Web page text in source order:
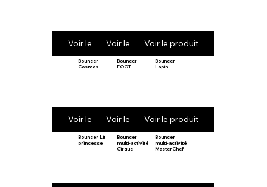
Voir le produitVoir le produitVoir le produit
Bouncer
Cosmos
Voir le produit
Bouncer
FOOT
Voir le produit
Bouncer
Lapin
Voir le produit
Bouncer Lit
princesse
Bouncer
multi-activité
Cirque
Bouncer
multi-activité
MasterChef